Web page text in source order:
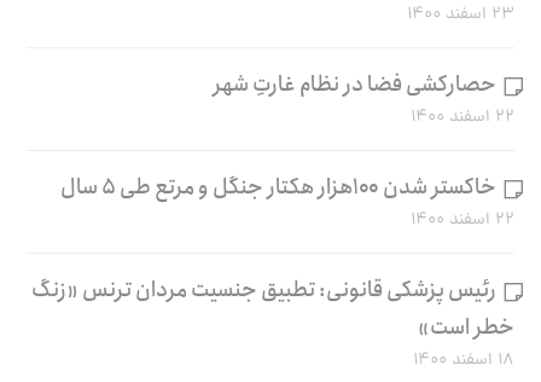
۲۳ اسفند ۱۴۰۰
حصارکشی فضا در نظام غارتِ شهر
۲۲ اسفند ۱۴۰۰
خاکستر شدن ۱۰۰هزار هکتار جنگل و مرتع طی ۵ سال
۲۲ اسفند ۱۴۰۰
رئیس پزشکی قانونی: تطبیق جنسیت مردان ترنس «زنگ
خطر است»
۱۸ اسفند ۱۴۰۰